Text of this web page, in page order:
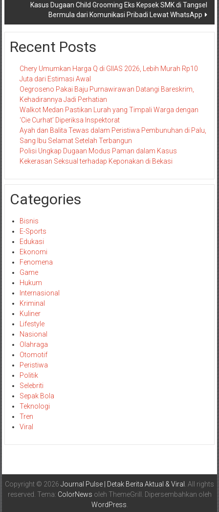
Kasus Dugaan Child Grooming Eks Kepsek SMK di Tangsel
Bermula dari Komunikasi Pribadi Lewat WhatsApp
Recent Posts
Chery Umumkan Harga Q di GIIAS 2026, Lebih Murah Rp10
Juta dari Estimasi Awal
Oegroseno Pakai Baju Purnawirawan Datangi Bareskrim,
Kehadirannya Jadi Perhatian
Walkot Medan Pastikan Lurah yang Timpali Warga dengan
‘Cie Curhat’ Diperiksa Inspektorat
Ayah dan Balita Tewas dalam Peristiwa Pembunuhan di Palu,
Sang Ibu Selamat Setelah Terbangun
Polisi Ungkap Dugaan Modus Paman dalam Kasus
Kekerasan Seksual terhadap Keponakan di Bekasi
Categories
Bisnis
E-Sports
Edukasi
Ekonomi
Fenomena
Game
Hukum
Internasional
Kriminal
Kuliner
Lifestyle
Nasional
Olahraga
Otomotif
Peristiwa
Politik
Selebriti
Sepak Bola
Teknologi
Tren
Viral
Copyright © 2026 Journal Pulse | Detak Berita Aktual & Viral
. All rights
reserved. Tema: ColorNews oleh ThemeGrill. Dipersembahkan oleh
WordPress